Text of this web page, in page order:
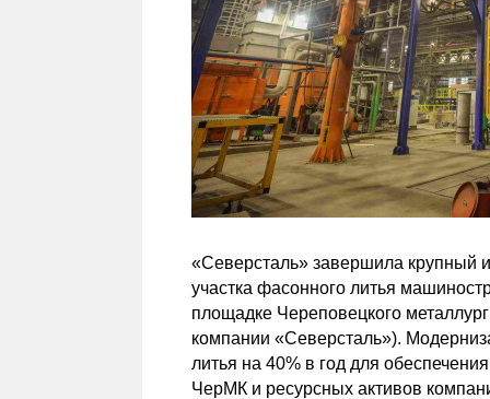
«Северсталь» завершила крупный
участка фасонного литья
площадке Череповецкого
компании «Северсталь»).
литья на 40% в год для
ЧерМК и ресурсных активов